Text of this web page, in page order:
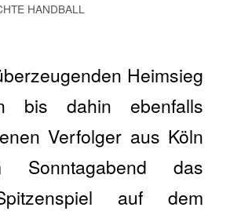
HANDBALL
Heimsieg
bis dahin ebenfalls
Verfolger aus Köln
Sonntagabend das
auf dem